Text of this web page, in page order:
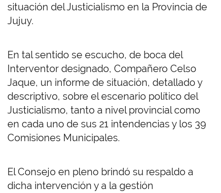
situación del Justicialismo en la Provincia de
Jujuy.
En tal sentido se escucho, de boca del
Interventor designado, Compañero Celso
Jaque, un informe de situación, detallado y
descriptivo, sobre el escenario político del
Justicialismo, tanto a nivel provincial como
en cada uno de sus 21 intendencias y los 39
Comisiones Municipales.
El Consejo en pleno brindó su respaldo a
dicha intervención y a la gestión